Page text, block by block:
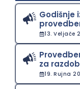
Godišnje
13. Veljače
za
19. Rujna